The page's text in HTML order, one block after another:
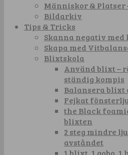
Människor & Platser
Bildarkiv
Tips & Tricks
Skanna negativ med
Skapa med
Blixtskola
Använd blixt –
ständig kompis
Balansera blixt
Fejkat
the Black
blixten
2 steg mindre
avståndet
1 blixt, 1 gobo, 1